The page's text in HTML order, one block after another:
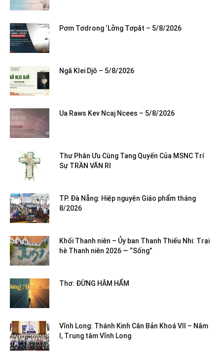
Pơm Tơdrong ‘Lơ̆ng Tơpăt – 5/8/2026
Ngă Klei Djŏ – 5/8/2026
Ua Raws Kev Ncaj Ncees – 5/8/2026
Thư Phân Ưu Cùng Tang Quyến Của MSNC Trí
Sự TRẦN VĂN RI
TP. Đà Nẵng: Hiệp nguyện Giáo phẩm tháng
8/2026
Khối Thanh niên – Ủy ban Thanh Thiếu Nhi: Trại
hè Thanh niên 2026 — “Sống”
Thơ: ĐỪNG HÂM HẨM
Vĩnh Long: Thánh Kinh Căn Bản Khoá VII – Năm
I, Trung tâm Vĩnh Long